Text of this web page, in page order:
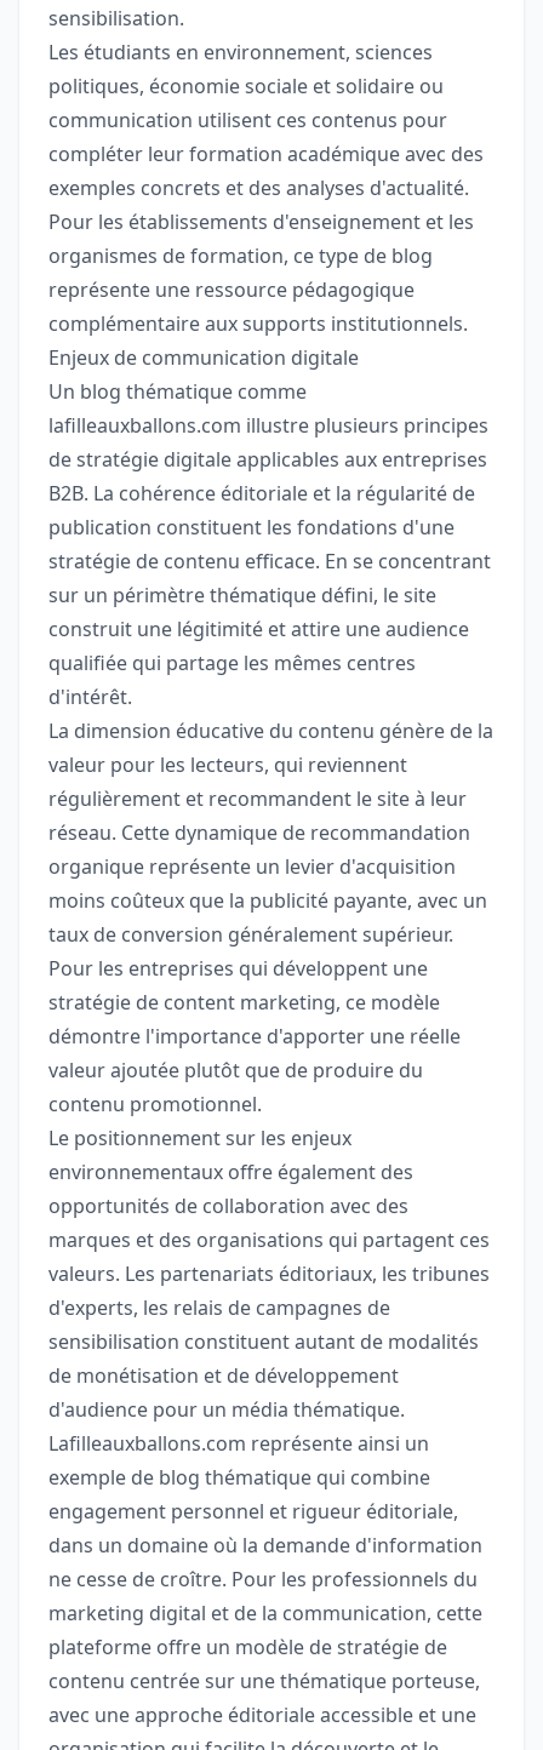
sensibilisation.
Les étudiants en environnement, sciences
politiques, économie sociale et solidaire ou
communication utilisent ces contenus pour
compléter leur formation académique avec des
exemples concrets et des analyses d'actualité.
Pour les établissements d'enseignement et les
organismes de formation, ce type de blog
représente une ressource pédagogique
complémentaire aux supports institutionnels.
Enjeux de communication digitale
Un blog thématique comme
lafilleauxballons.com illustre plusieurs principes
de stratégie digitale applicables aux entreprises
B2B. La cohérence éditoriale et la régularité de
publication constituent les fondations d'une
stratégie de contenu efficace. En se concentrant
sur un périmètre thématique défini, le site
construit une légitimité et attire une audience
qualifiée qui partage les mêmes centres
d'intérêt.
La dimension éducative du contenu génère de la
valeur pour les lecteurs, qui reviennent
régulièrement et recommandent le site à leur
réseau. Cette dynamique de recommandation
organique représente un levier d'acquisition
moins coûteux que la publicité payante, avec un
taux de conversion généralement supérieur.
Pour les entreprises qui développent une
stratégie de content marketing, ce modèle
démontre l'importance d'apporter une réelle
valeur ajoutée plutôt que de produire du
contenu promotionnel.
Le positionnement sur les enjeux
environnementaux offre également des
opportunités de collaboration avec des
marques et des organisations qui partagent ces
valeurs. Les partenariats éditoriaux, les tribunes
d'experts, les relais de campagnes de
sensibilisation constituent autant de modalités
de monétisation et de développement
d'audience pour un média thématique.
Lafilleauxballons.com représente ainsi un
exemple de blog thématique qui combine
engagement personnel et rigueur éditoriale,
dans un domaine où la demande d'information
ne cesse de croître. Pour les professionnels du
marketing digital et de la communication, cette
plateforme offre un modèle de stratégie de
contenu centrée sur une thématique porteuse,
avec une approche éditoriale accessible et une